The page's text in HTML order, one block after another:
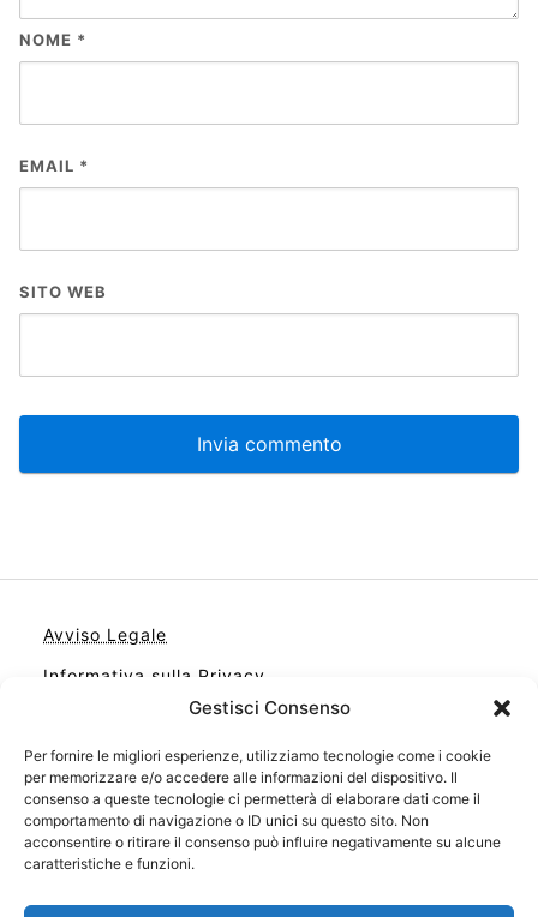
Gestisci Consenso
Per fornire le migliori esperienze, utilizziamo tecnologie come i cookie
per memorizzare e/o accedere alle informazioni del dispositivo. Il
consenso a queste tecnologie ci permetterà di elaborare dati come il
comportamento di navigazione o ID unici su questo sito. Non
acconsentire o ritirare il consenso può influire negativamente su alcune
caratteristiche e funzioni.
NOME *
EMAIL *
SITO WEB
Avviso Legale
Informativa sulla Privacy
Contatto
Cookie Policy (UE)